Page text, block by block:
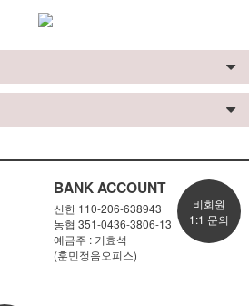
BANK ACCOUNT
신한 110-206-638943
농협 351-0436-3806-13
예금주 : 기효석
(훈민정음오피스)
비회원
1:1 문의